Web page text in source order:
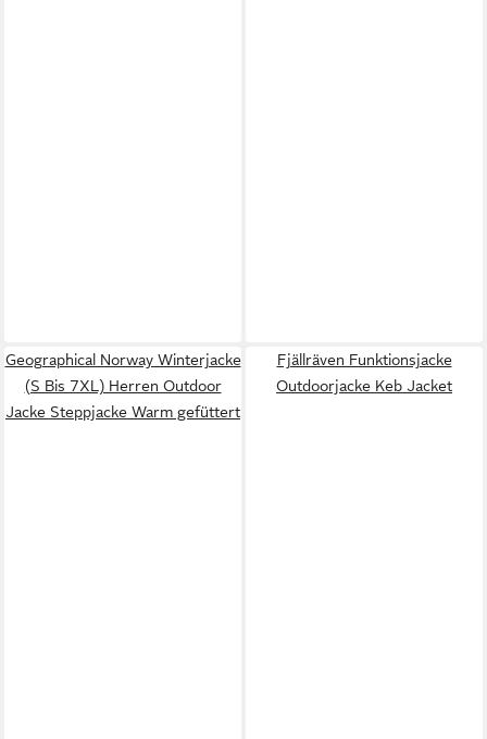
Geographical Norway Winterjacke
(S Bis 7XL) Herren Outdoor
Jacke Steppjacke Warm gefüttert
Fjällräven Funktionsjacke
Outdoorjacke Keb Jacket